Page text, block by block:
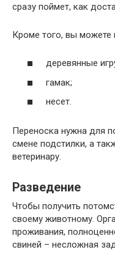
сразу поймет, как
Кроме того, вы можете
деревянные
гамак;
несет.
Переноска нужна для
смене подстилки, а
ветеринару.
Разведение
Чтобы получить
своему животному.
проживания,
свиней – несложная